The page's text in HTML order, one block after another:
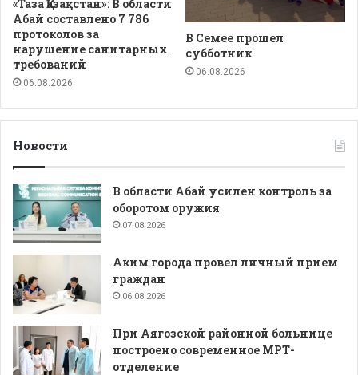
«Таза Қазақстан»: В области
Абай составлено 7 786
протоколов за
нарушение санитарных
требований
06.08.2026
В Семее прошел
субботник
06.08.2026
Новости
В области Абай усилен контроль за
оборотом оружия
07.08.2026
Аким города провел личный прием
граждан
06.08.2026
При Аягозской районной больнице
построено современное МРТ-
отделение